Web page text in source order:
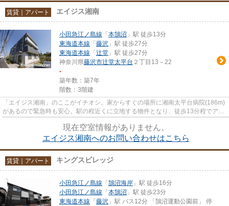
賃貸｜アパート エイジス湘南
小田急江ノ島線 「 本鵠沼 」駅 徒歩13分
東海道本線 「 藤沢 」駅 徒歩27分
東海道本線 「 辻堂 」駅 徒歩27分
神奈川県藤沢市辻堂太平台 ２丁目13－22
-
築年数：築7年
階数：3階建
「エイジス湘南」のここがイチオシ。家からすぐの場所に湘南太平台病院(186m)
があるので緊急時も安心。駅の程近くに立地する物件となり、徒歩13分程でアク
現在空室情報がありません。
エイジス湘南へのお問い合わせはこちら
賃貸｜アパート キングスビレッジ
小田急江ノ島線 「 鵠沼海岸 」駅 徒歩16分
小田急江ノ島線 「 本鵠沼 」駅 徒歩23分
東海道本線 「 藤沢 」駅 バス12分 「鵠沼運動公園前」 停